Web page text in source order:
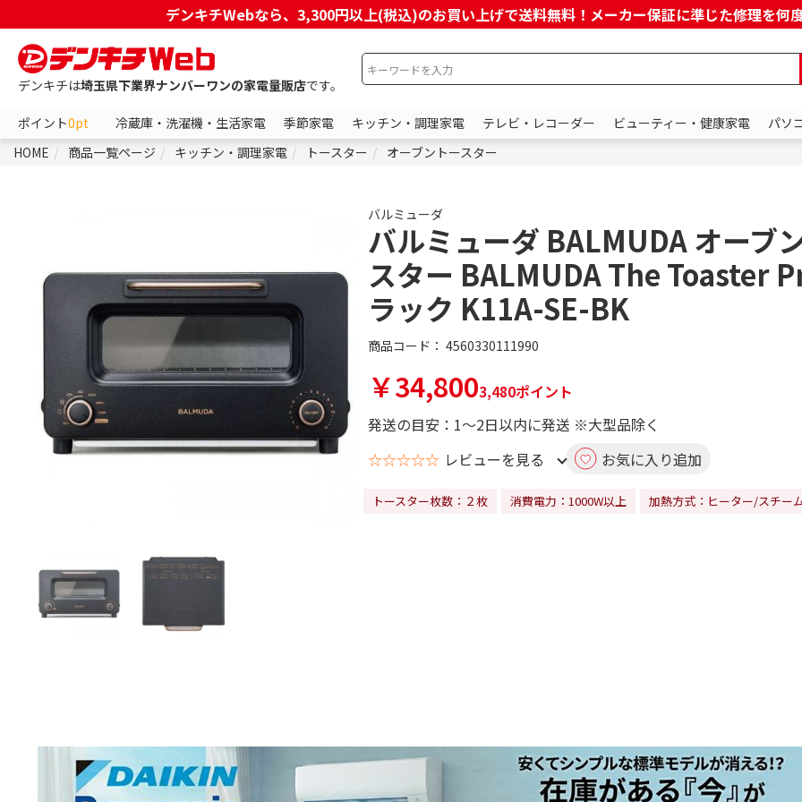
デンキチWebなら、3,300円以上(税込)のお買い上げで送料無料！メーカー保証に準じた修理を何
デンキチは埼玉県下業界ナンバーワンの家電量販店です。
ポイント0pt 冷蔵庫・洗濯機・生活家電 季節家電 キッチン・調理家電 テレビ・レコーダー ビューティー・健康家電
パソ
HOME
商品一覧ページ キッチン・調理家電 トースター オーブントースター
バルミューダ
バルミューダ BALMUDA オーブ
スター BALMUDA The Toaster
ラック K11A-SE-BK
商品コード： 4560330111990
￥34,8003,480ポイント
発送の目安：1～2日以内に発送 ※大型品除く
☆☆☆☆☆ レビューを見る お気に入り追加
トースター枚数：２枚 消費電力：1000W以上 加熱方式：ヒーター/スチー